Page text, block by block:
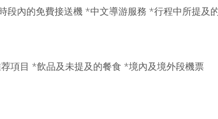
內的免費接送機 *中文導游服務 *行程中所提及
項目 *飲品及未提及的餐食 *境內及境外段機票